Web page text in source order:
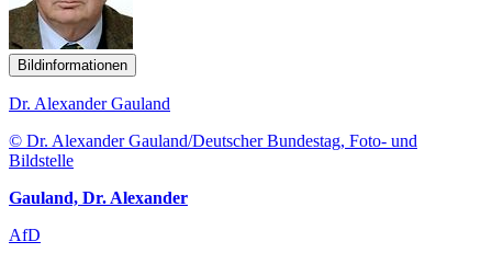
Bildinformationen
Dr. Alexander Gauland
© Dr. Alexander Gauland/Deutscher Bundestag, Foto- und
Bildstelle
Gauland, Dr. Alexander
AfD